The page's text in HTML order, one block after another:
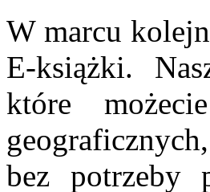
W marcu
E-książki.
które
bez potrzeby